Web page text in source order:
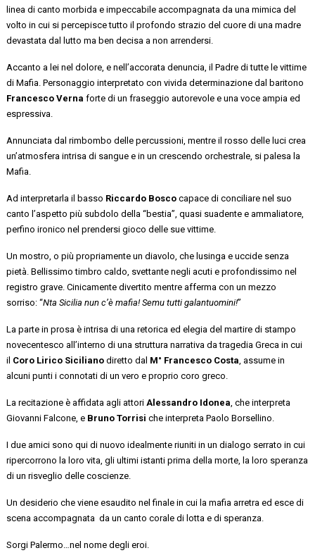
linea di canto morbida e impeccabile accompagnata da una mimica del
volto in cui si percepiscetutto il profondo strazio del cuore di una madre
devastata dal lutto ma ben decisa a non arrendersi
Accanto a lei nel dolore, e nell’accorata denuncia, il Padre di tutte le vittime
di Mafia. Personaggio interpretato con vivida determinazione dal baritono
Francesco Verna forte di un fraseggio autorevole e una voce ampia ed
espressiva.
Annunciata dal rimbombo delle percussioni mentre il rosso delle luci crea
un’atmosfera intrisa di sangue e in un crescendo orchestrale si palesa la
Mafia
Ad interpretarla i basso Riccardo Bosco capace di conciliare nel suo
canto l’aspettopiù subdolo della “bestia”, quasi suadente e ammaliatore,
perfino ironico nel prendersi gioco delle sue vittime.
Un mostro, o più propriamente un diavolo , che lusinga e uccide senza
pietà . Bellissimo timbro caldo, svettante negli acuti e profondissimo nel
registro grave. Cinicamente divertito mentre afferma con un mezzo
sorriso:“Nta Sicilia nun c’è mafia! Semu tutti galantuomini!”
La parte in prosa è intrisa di una retoricaed elegiadel martire di stampo
novecentesco all’interno di una struttura narrativa da tragedia Greca in cui
il Coro Lirico Siciliano diretto dal M° Francesco Costa , assume in
alcuni punti i connotati di unvero e propriocoro greco.
La recitazione è affidata agli attori Alessandro Idonea ,che interpreta
Giovanni Falcone e Bruno Torrisi che interpreta Paolo Borsellino.
I due amici sono qui di nuovo idealmente riuniti in un dialogo serrato in cui
ripercorrono la loro vita, gli u ltimi istanti prima della morte, la loro speranza
di un risveglio delle coscienze.
Un desiderio che viene esaudito nel finale in cui la mafia arretra ed esce di
scena accompagnata daun canto corale di lotta e di speranza.
Sorgi Palermo…nel nome degli eroi.